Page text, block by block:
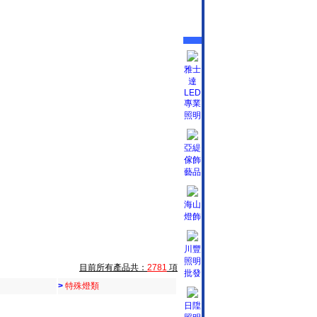
目前所有產品共： 2781 項
> 特殊燈類
雅士
達
LED
專業
照明
亞緹
傢飾
藝品
海山
燈飾
川豐
照明
批發
日陞